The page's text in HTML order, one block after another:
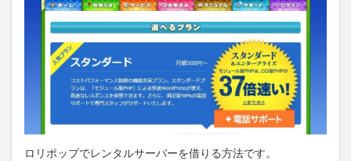
ロリポップでレンタルサーバーを借りる方法です。